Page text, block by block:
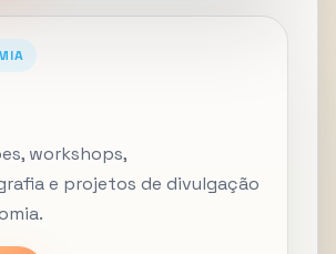
workshops,
e projetos de divulgação